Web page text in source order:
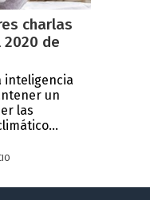
charlas
2020 de
inteligencia
un
las